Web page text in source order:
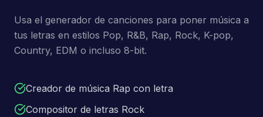
Usa el generador de canciones para poner música a
tus letras en estilos Pop, R&B, Rap, Rock, K-pop,
Country, EDM o incluso 8-bit.
Creador de música Rap con letra
Compositor de letras Rock